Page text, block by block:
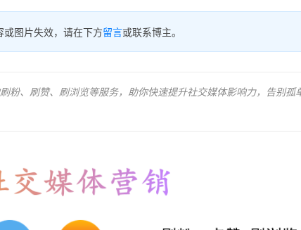
或图片失效，请在下方留言或联系博主。
粉、刷赞、刷浏览等服务，助你快速提升社交媒体影响力，告别孤